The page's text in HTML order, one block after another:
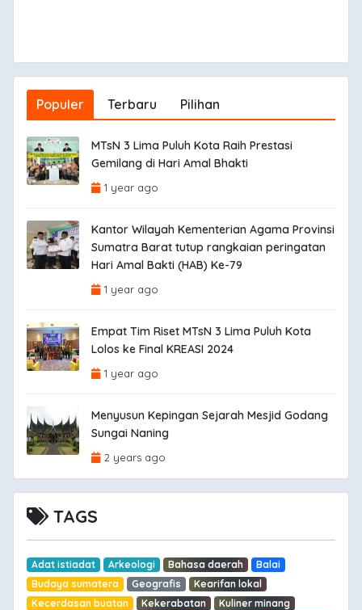
Populer Terbaru Pilihan
MTsN 3 Lima Puluh Kota Raih Prestasi
Gemilang di Hari Amal Bhakti
1 year ago
Kantor Wilayah Kementerian Agama Provinsi
Sumatra Barat tutup rangkaian peringatan
Hari Amal Bakti (HAB) Ke-79
1 year ago
Empat Tim Riset MTsN 3 Lima Puluh Kota
Lolos ke Final KREASI 2024
1 year ago
Menyusun Kepingan Sejarah Mesjid Godang
Sungai Naning
2 years ago
TAGS
Adat istiadat Arkeologi Bahasa daerah
Balai
Budaya sumatera
Geografis
Kearifan lokal
Kecerdasan buatan
Kekerabatan
Kuliner minang